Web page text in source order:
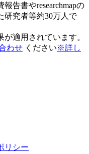
告書やresearchmapの
研究者等約30万人で
適用されています。
わせ ください※詳し
リシー